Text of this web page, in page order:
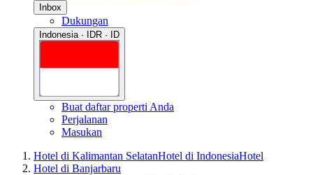
Inbox
Dukungan
Indonesia · IDR · ID
Buat daftar properti Anda
Perjalanan
Masukan
Hotel di Kalimantan SelatanHotel di IndonesiaHotel
Hotel di Banjarbaru